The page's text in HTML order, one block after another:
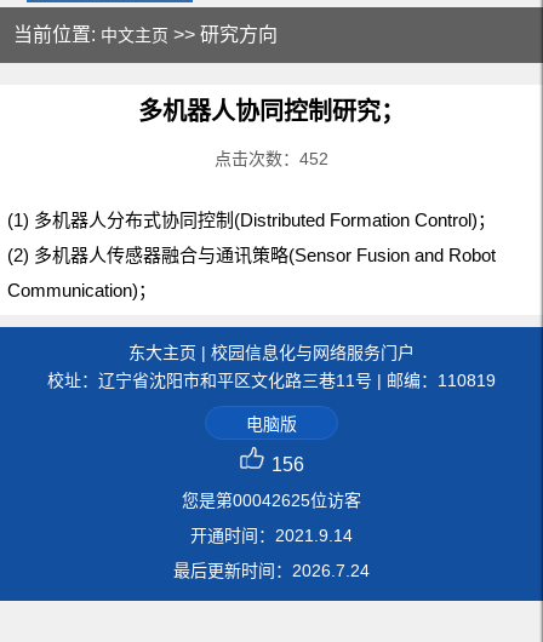
当前位置: 中文主页 >> 研究方向
多机器人协同控制研究；
点击次数： 452
(1) 多机器人分布式协同控制(Distributed Formation Control)；
(2) 多机器人传感器融合与通讯策略(Sensor Fusion and Robot
Communication)；
东大主页 | 校园信息化与网络服务门户
校址：辽宁省沈阳市和平区文化路三巷11号 | 邮编：110819
电脑版
156
您是第00042625位访客
开通时间： 2021 9 14
最后更新时间： 2026 7 24